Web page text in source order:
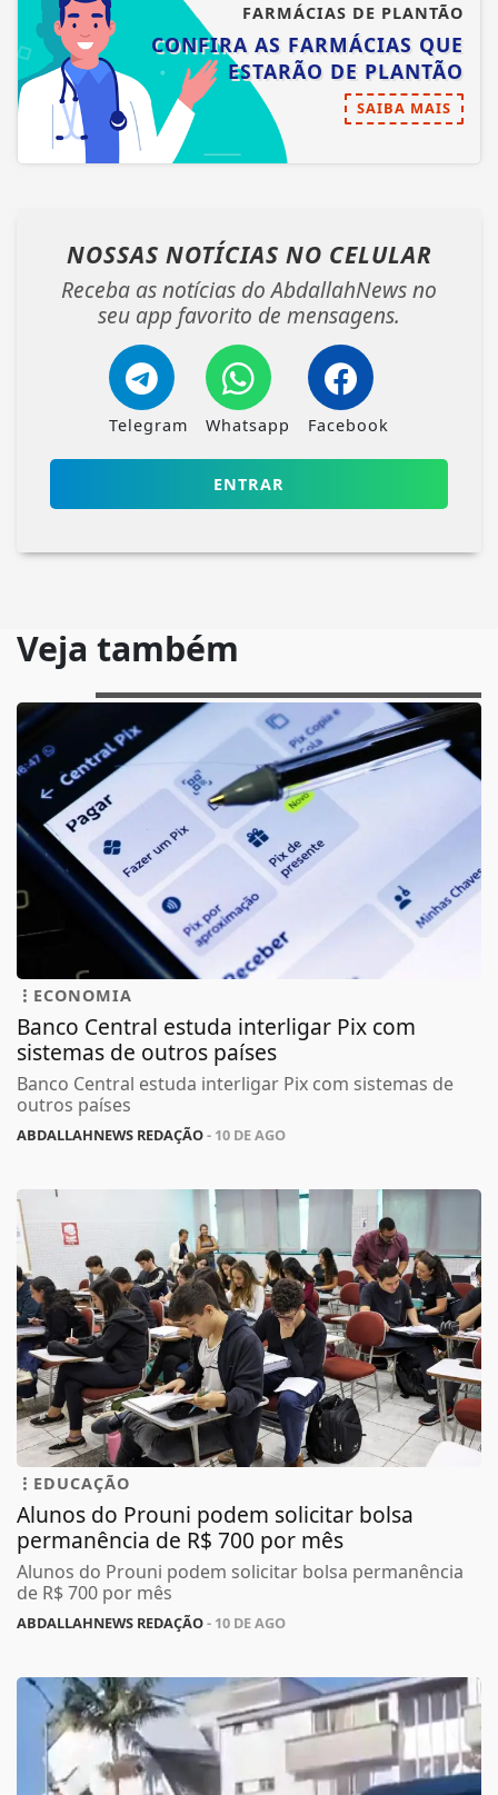
FARMÁCIAS DE PLANTÃO
CONFIRA AS FARMÁCIAS QUE
ESTARÃO DE PLANTÃO
SAIBA MAIS
NOSSAS NOTÍCIAS NO CELULAR
Receba as notícias do AbdallahNews no
seu app favorito de mensagens.
Telegram Whatsapp Facebook
ENTRAR
Veja também
ECONOMIA
Banco Central estuda interligar Pix com
sistemas de outros países
Banco Central estuda interligar Pix com sistemas de
outros países
ABDALLAHNEWS REDAÇÃO- 10 DE AGO
EDUCAÇÃO
Alunos do Prouni podem solicitar bolsa
permanência de R$ 700 por mês
Alunos do Prouni podem solicitar bolsa permanência
de R$ 700 por mês
ABDALLAHNEWS REDAÇÃO- 10 DE AGO